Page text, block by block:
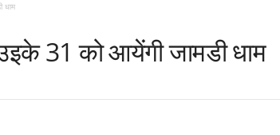
धाम
31 को आयेंगी जामडी धाम